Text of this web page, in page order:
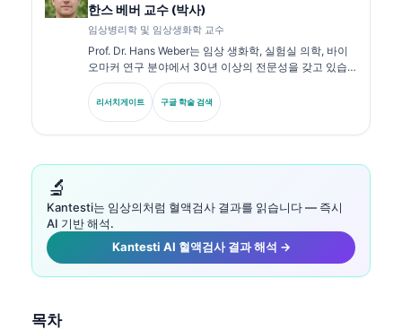
한스 베버 교수 (박사)
임상병리학 및 임상생화학 교수
Prof. Dr. Hans Weber는 임상 생화학, 실험실 의학, 바이
오마커 연구 분야에서 30년 이상의 전문성을 갖고 있습
니다. 독일 임상화학회 전 회장으로서, 진단 패널 분석, 바
이오마커 표준화, AI 보조 실험실 의학을 전문으로 합니
다.
리서치게이트 구글 학술 검색
🔬
Kantesti는 임상의처럼 혈액검사 결과를 읽습니다 — 즉시
AI 기반 해석.
Kantesti AI 혈액검사 결과 해석 →
목차